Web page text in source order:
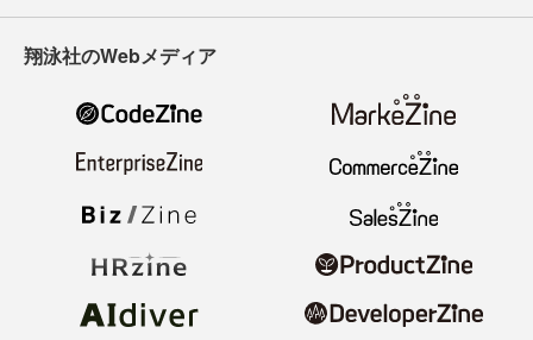
翔泳社のWebメディア